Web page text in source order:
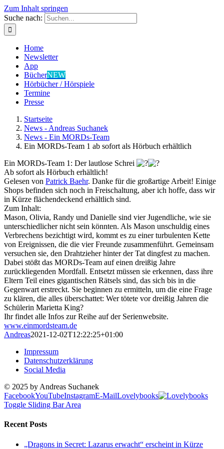
Zum Inhalt springen
Suche nach:
Home
Newsletter
App
BücherNEW
Hörbücher / Hörspiele
Termine
Presse
Startseite
News - Andreas Suchanek
News - Ein MORDs-Team
Ein MORDs-Team 1 ab sofort als Hörbuch erhältlich
Ein MORDs-Team 1: Der lautlose Schrei
Ab sofort als Hörbuch erhältlich!
Gelesen von Patrick Baehr. Danke für die großartige Arbeit! Einige
Shops befinden sich noch in Freischaltung, aber ich hoffe, dass wir
in Kürze flächendeckend erhältlich sind.
Zum Inhalt:
Mason, Olivia, Randy und Danielle sind vier Jugendliche, wie sie
unterschiedlicher nicht sein könnten. Als Mason unschuldig eines
Verbrechens bezichtigt wird, kommt es zu einer turbulenten Kette
von Ereignissen, die die vier Freunde zusammenführt. Gemeinsam
versuchen sie, den Drahtzieher hinter der Tat dingfest zu machen.
Dabei stößt das MORDs-Team auf einen dreißig Jahre
zurückliegenden Mordfall. Entsetzt müssen sie erkennen, dass ihre
Eltern Teil eines gigantischen Rätsels sind, das sich bis in die
Gegenwart erstreckt. Sie beginnen zu ermitteln, um die eine Frage
zu klären, die alles überschattet: Wer tötete vor dreißig Jahren die
Schülerin Marietta King?
Ihr findet alle Infos zur Reihe auf der Serienwebsite.
www.einmordsteam.de
Andreas2021-12-02T12:22:25+01:00
Impressum
Datenschutzerklärung
Social Media
© 2025 by Andreas Suchanek
FacebookYouTubeInstagramE-MailLovelybooks
Toggle Sliding Bar Area
Recent Posts
„Dragons in Secret: Lazarus erwacht“ erscheint in Kürze